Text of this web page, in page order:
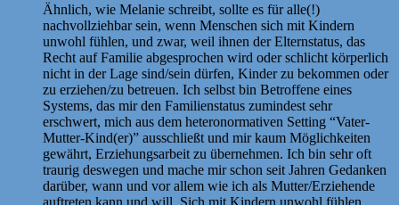
Ähnlich, wie Melanie schreibt, sollte es für alle(!)
nachvollziehbar sein, wenn Menschen sich mit Kindern
unwohl fühlen, und zwar, weil ihnen der Elternstatus, das
Recht auf Familie abgesprochen wird oder schlicht körperlich
nicht in der Lage sind/sein dürfen, Kinder zu bekommen oder
zu erziehen/zu betreuen. Ich selbst bin Betroffene eines
Systems, das mir den Familienstatus zumindest sehr
erschwert, mich aus dem heteronormativen Setting “Vater-
Mutter-Kind(er)” ausschließt und mir kaum Möglichkeiten
gewährt, Erziehungsarbeit zu übernehmen. Ich bin sehr oft
traurig deswegen und mache mir schon seit Jahren Gedanken
darüber, wann und vor allem wie ich als Mutter/Erziehende
auftreten kann und will. Sich mit Kindern unwohl fühlen,